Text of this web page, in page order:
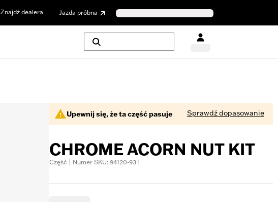
Znajdź dealera Jazda próbna
Upewnij się, że ta część pasuje Sprawdź dopasowanie
CHROME ACORN NUT KIT
Część | Numer SKU: 94120-93T